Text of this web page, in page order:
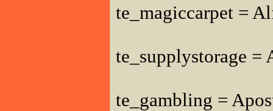
te_magiccarpet =
te_supplystorage =
te_gambling =